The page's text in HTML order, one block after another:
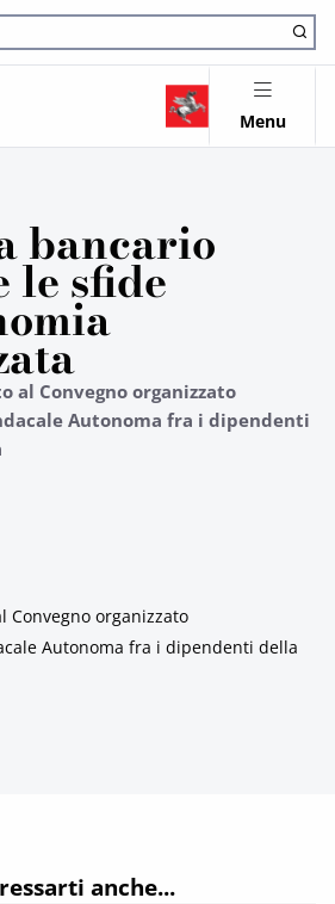
sito
Menu
bancario
le sfide
al Convegno organizzato
Autonoma fra i dipendenti
Convegno organizzato
Autonoma fra i dipendenti della
anche...